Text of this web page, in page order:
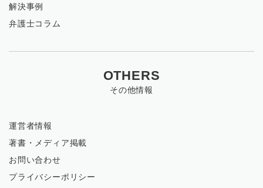
解決事例
弁護士コラム
OTHERS
その他情報
運営者情報
著書・メディア掲載
お問い合わせ
プライバシーポリシー